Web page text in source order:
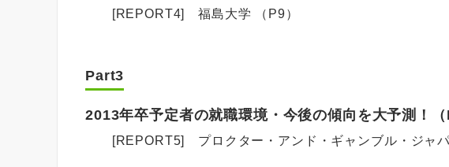
[REPORT4] 福島大学 （P9）
Part3
2013年卒予定者の就職環境・今後の傾向を大予測！（
[REPORT5] プロクター・アンド・ギャンブル・ジャパ